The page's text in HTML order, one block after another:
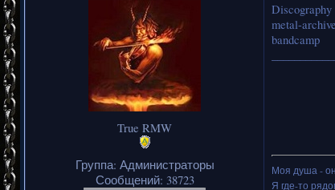
True RMW
Группа: Администраторы
Сообщений: 38723
Discography
metal-
bandcamp
Моя душа -
Я где-то